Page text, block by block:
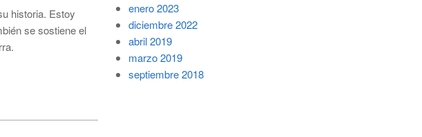
historia. Estoy
se sostiene el
enero 2023
diciembre 2022
abril 2019
marzo 2019
septiembre 2018